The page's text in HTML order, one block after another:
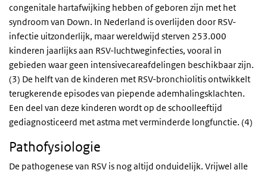
congenitale hartafwijking hebben of geboren zijn met het
syndroom van Down. In Nederland is overlijden door RSV-
infectie uitzonderlijk, maar wereldwijd sterven 253.000
kinderen jaarlijks aan RSV-luchtweginfecties, vooral in
gebieden waar geen intensivecareafdelingen beschikbaar zijn.
(3) De helft van de kinderen met RSV-bronchiolitis ontwikkelt
terugkerende episodes van piepende ademhalingsklachten.
Een deel van deze kinderen wordt op de schoolleeftijd
gediagnosticeerd met astma met verminderde longfunctie. (4)
Pathofysiologie
De pathogenese van RSV is nog altijd onduidelijk. Vrijwel alle